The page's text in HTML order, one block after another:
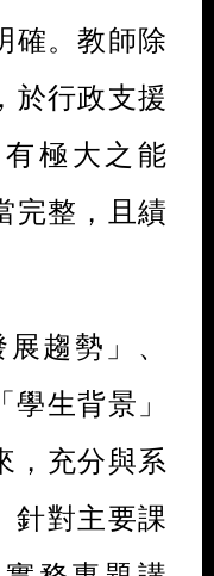
確。教師除
於行政支援
極大之能
完整，且績
趨勢」、
學生背景」
，充分與系
針對主要課